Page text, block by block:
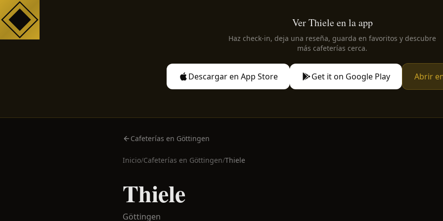
Ver Thiele en la app
Haz check-in, deja una reseña, guarda en favoritos y descubre
más cafeterías cerca.
Descargar en App Store Get it on Google Play Abrir
Cafeterías en Göttingen
Inicio/Cafeterías en Göttingen/Thiele
Thiele
Göttingen